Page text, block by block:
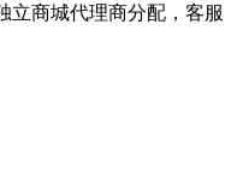
立商城代理商分配，客服